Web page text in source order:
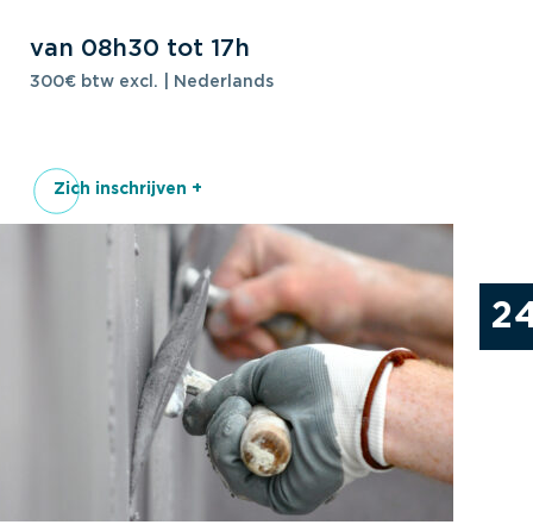
van 08h30 tot 17h
300€ btw excl. | Nederlands
Zich inschrijven +